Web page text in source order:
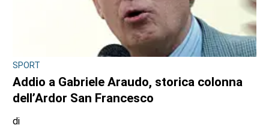
SPORT
Addio a Gabriele Araudo, storica colonna
dell’Ardor San Francesco
di